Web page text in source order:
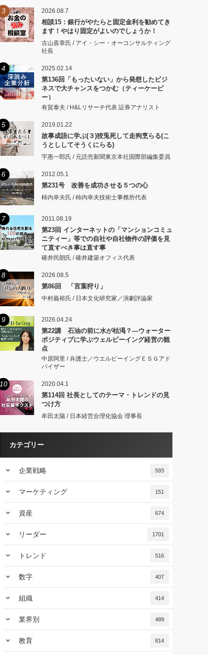
3 2026.08.7
相談15：銀行がやたらと固定金利を勧めてき
ます！やはり固定がよいのでしょうか！
古山喜章氏 / アイ・シー・オーコンサルティング
社長
4 2025.02.14
第136回「もったいない」から発想したビジ
ネスで大チャンスをつかむ（ティーケーピ
ー）
有賀泰夫 / H&Lリサーチ代表 証券アナリスト
5 2019.01.22
故事成語に学ぶ(３)狡兎死して走狗烹らる(こ
うとししてそうくにらる)
宇惠一郎氏 / 元読売新聞東京本社国際部編集委員
6 2012.05.1
第231号 改善を成功させる５つの心
柿内幸夫氏 / 柿内幸夫技術士事務所代表
7 2011.08.19
第23回 インターネットの「マンションコミュ
ニティー」等での自社や自社物件の評価を見
て直すべき事は直す事
碓井民朗氏 / 碓井建築オフィス代表
8 2026.08.5
第86回 「言葉狩り」
中村義裕氏 / 日本文化研究家／演劇評論家
9 2026.04.24
第22講 石油の前に水が枯渇？―ウォーター
ポジティブに学ぶウェルビーイング経営の観
点
中原阿里 / 弁護士／ウエルビーイングＥＳＧアド
バイザー
10 2020.04.1
第114回 社長としてのテーマ・トレンドの見
つけ方
牟田太陽 / 日本経営合理化協会 理事長
カテゴリー
keyboard_arrow_down 企業戦略 593
keyboard_arrow_down マーケティング 151
keyboard_arrow_down 資産 674
keyboard_arrow_down リーダー 1701
keyboard_arrow_down トレンド 516
keyboard_arrow_down 数字 407
keyboard_arrow_down 組織 414
keyboard_arrow_down 業界別 489
keyboard_arrow_down 教育 814